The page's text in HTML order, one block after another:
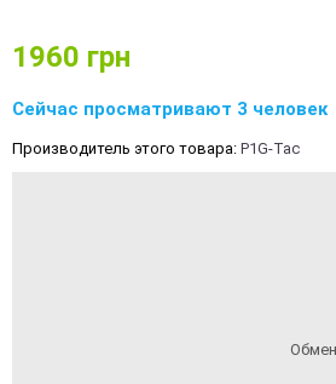
1960 грн
Сейчас просматривают 3 человек
Производитель этого товара: P1G-Tac